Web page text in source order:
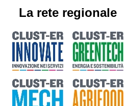
La rete regionale